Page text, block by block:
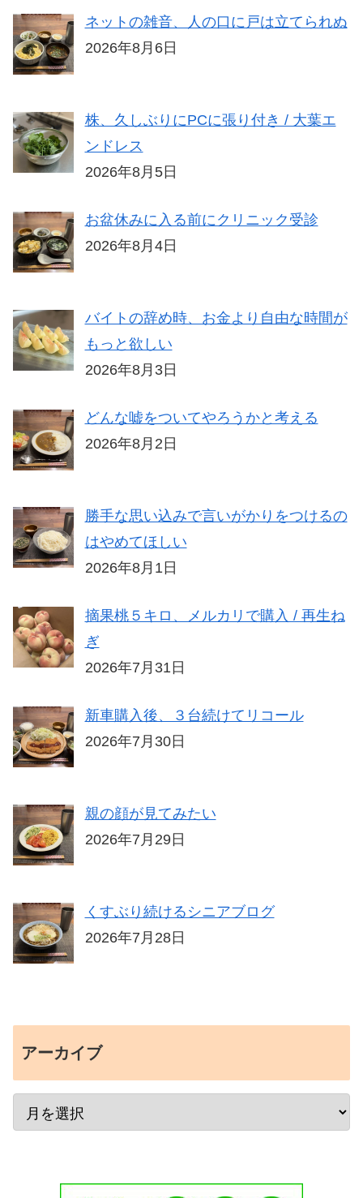
ネットの雑音、人の口に戸は立てられぬ
2026年8月6日
株、久しぶりにPCに張り付き / 大葉エ
ンドレス
2026年8月5日
お盆休みに入る前にクリニック受診
2026年8月4日
バイトの辞め時、お金より自由な時間が
もっと欲しい
2026年8月3日
どんな嘘をついてやろうかと考える
2026年8月2日
勝手な思い込みで言いがかりをつけるの
はやめてほしい
2026年8月1日
摘果桃５キロ、メルカリで購入 / 再生ね
ぎ
2026年7月31日
新車購入後、３台続けてリコール
2026年7月30日
親の顔が見てみたい
2026年7月29日
くすぶり続けるシニアブログ
2026年7月28日
アーカイブ